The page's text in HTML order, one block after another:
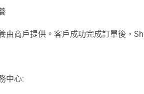
由商戶提供。客戶成功完成訂單後，
中心: